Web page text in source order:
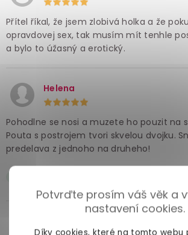
Potvrďte prosím váš věk a
nastavení cookies.
Díky cookies, které na tomto webu
Přítel říkal, že jsem zlobivá holka a že
opravdovej sex, tak musím mít tenhle
a bylo to úžasný a erotický.
Helena
Pohodlne se nosi a muzete ho pouzit na
Pouta s postrojem tvori skvelou dvojku.
predelava z jednoho na druheho!